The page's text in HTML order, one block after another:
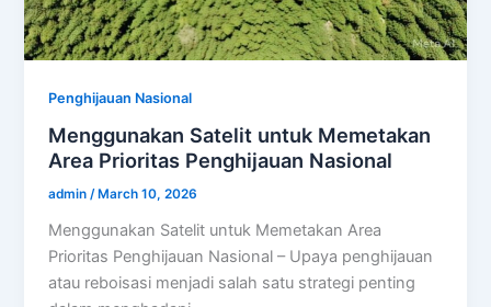
Penghijauan Nasional
Menggunakan Satelit untuk Memetakan
Area Prioritas Penghijauan Nasional
admin/ March 10, 2026
Menggunakan Satelit untuk Memetakan Area
Prioritas Penghijauan Nasional – Upaya penghijauan
atau reboisasi menjadi salah satu strategi penting